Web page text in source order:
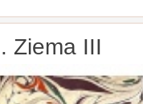
Ziema III